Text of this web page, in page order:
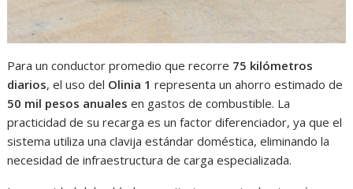
Para un conductor promedio que recorre 75 kilómetros
diarios, el uso del Olinia 1 representa un ahorro estimado de
50 mil pesos anuales en gastos de combustible. La
practicidad de su recarga es un factor diferenciador, ya que el
sistema utiliza una clavija estándar doméstica, eliminando la
necesidad de infraestructura de carga especializada.